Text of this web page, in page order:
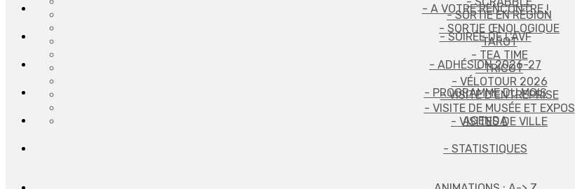
- SORTIE EN RÉGION
- SORTIE ŒNOLOGIQUE
TAROT
- TEA TIME
- TRICOT
- VÉLOTOUR 2026
- VISITE D'ENTREPRISE
- VISITE DE MUSÉE ET EXPOS
- VISITES DE VILLE
- A VOTRE RENCONTRE !
- SOIRÉE DE L'AVF
- ADHÉSION 2026-27
- PROGRAMME DU MOIS
AGENDA
- STATISTIQUES